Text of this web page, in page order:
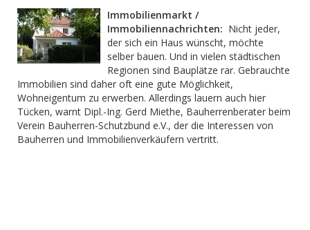
Immobilienmarkt /
Immobiliennachrichten: Nicht jeder,
der sich ein Haus wünscht, möchte
selber bauen. Und in vielen städtischen
Regionen sind Bauplätze rar. Gebrauchte
Immobilien sind daher oft eine gute Möglichkeit,
Wohneigentum zu erwerben. Allerdings lauern auch hier
Tücken, warnt Dipl.-Ing. Gerd Miethe, Bauherrenberater beim
Verein Bauherren-Schutzbund e.V., der die Interessen von
Bauherren und Immobilienverkäufern vertritt.